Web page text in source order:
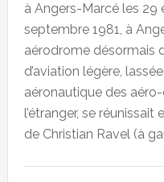
à Angers-Marcé les 29
septembre 1981, à
aérodrome désormais
d’aviation légère,
aéronautique des
l’étranger, se réunissait
de Christian Ravel (à